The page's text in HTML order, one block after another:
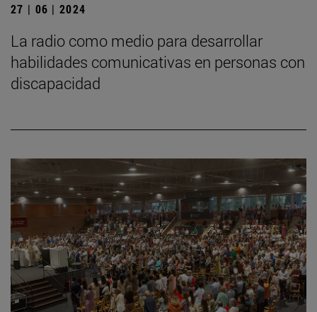
27 | 06 | 2024
La radio como medio para desarrollar
habilidades comunicativas en personas con
discapacidad